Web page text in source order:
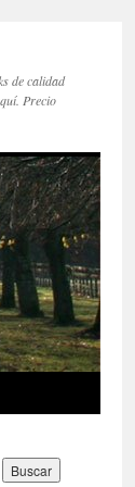
de calidad
Precio